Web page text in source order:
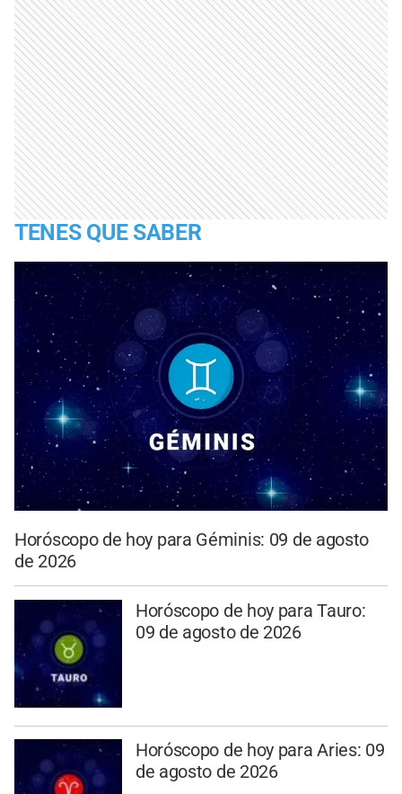
TENES QUE SABER
Horóscopo de hoy para Géminis: 09 de agosto
de 2026
Horóscopo de hoy para Tauro:
09 de agosto de 2026
Horóscopo de hoy para Aries: 09
de agosto de 2026